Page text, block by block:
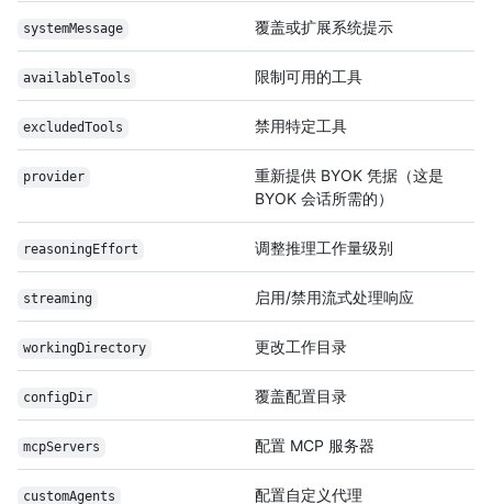
systemMessage 覆盖或扩展系统提示
availableTools 限制可用的工具
excludedTools 禁用特定工具
provider
重新提供 BYOK 凭据（这是
BYOK 会话所需的）
reasoningEffort 调整推理工作量级别
streaming 启用/禁用流式处理响应
workingDirectory 更改工作目录
configDir 覆盖配置目录
mcpServers 配置 MCP 服务器
customAgents 配置自定义代理